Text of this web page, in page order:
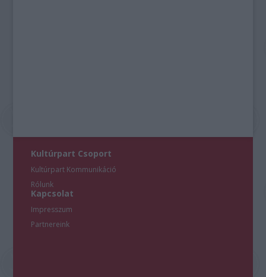
Kultúrpart Csoport
Kultúrpart Kommunikáció
Rólunk
Kapcsolat
Impresszum
Partnereink